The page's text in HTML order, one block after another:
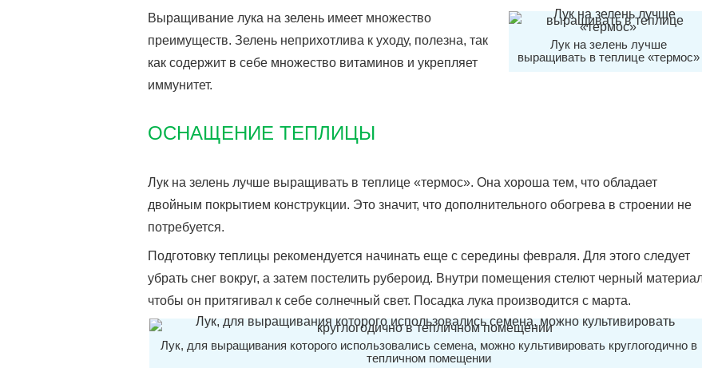
Лук на зелень лучше
выращивать в теплице «термос»
Выращивание лука на зелень имеет множество
преимуществ. Зелень неприхотлива к уходу, полезна, так
как содержит в себе множество витаминов и укрепляет
иммунитет.
ОСНАЩЕНИЕ ТЕПЛИЦЫ
Лук на зелень лучше выращивать в теплице «термос». Она хороша тем, что обладает
двойным покрытием конструкции. Это значит, что дополнительного обогрева в строении не
потребуется.
Подготовку теплицы рекомендуется начинать еще с середины февраля. Для этого следует
убрать снег вокруг, а затем постелить рубероид. Внутри помещения стелют черный
чтобы он притягивал к себе солнечный свет. Посадка лука производится с марта.
Лук, для выращивания которого использовались семена, можно культивировать круглогодично в
тепличном помещении